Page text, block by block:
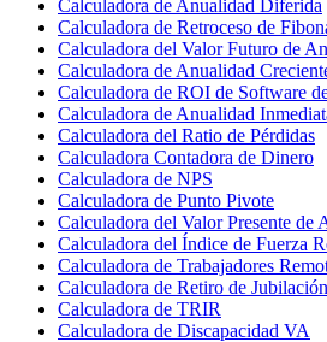
Calculadora de Anualidad Diferida
Calculadora de Retroceso de
Calculadora del Valor Futuro de
Calculadora de Anualidad
Calculadora de ROI de Software
Calculadora de Anualidad
Calculadora del Ratio de Pérdidas
Calculadora Contadora de Dinero
Calculadora de NPS
Calculadora de Punto Pivote
Calculadora del Valor Presente de
Calculadora del Índice de Fuerza
Calculadora de Trabajadores
Calculadora de Retiro de Jubilación
Calculadora de TRIR
Calculadora de Discapacidad VA